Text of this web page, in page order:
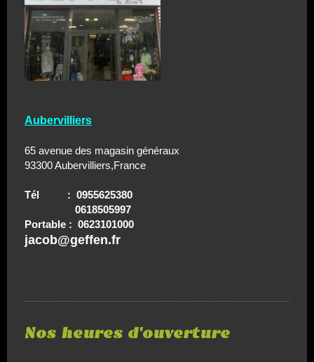
Aubervilliers
65 avenue des magasin généraux
93300 Aubervilliers,France
Tél : 0955625380
0618505997
Portable : 0623101000
jacob@geffen.fr
Nos heures d'ouverture